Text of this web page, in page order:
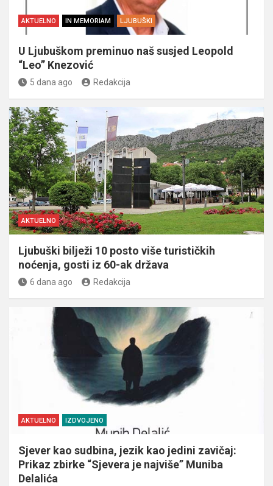
AKTUELNO IN MEMORIAM LJUBUŠKI
U Ljubuškom preminuo naš susjed Leopold
“Leo” Knezović
5 dana ago Redakcija
AKTUELNO
Ljubuški bilježi 10 posto više turističkih
noćenja, gosti iz 60-ak država
6 dana ago Redakcija
AKTUELNO IZDVOJENO
Sjever kao sudbina, jezik kao jedini zavičaj:
Prikaz zbirke “Sjevera je najviše” Muniba
Delalića